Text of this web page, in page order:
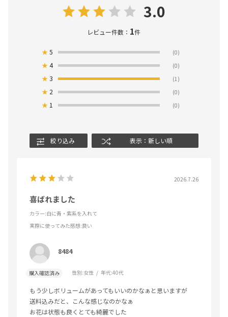
3.0
レビュー件数： 1件
★5 (0)
★4 (0)
★3 (1)
★ 2 (0)
★ 1 (0)
絞り込み 表示：新しい順
2026.7.26
喜ばれました
カラー:白に青・紫系を入れて
実際に使ってみた感想:良い
8484
購入確認済み 性別:女性 年代:40代
もう少しボリュームがあってもいいのかなぁと思いますが
送料込みだと、こんな感じなのかなぁ
お花は状態も良くとても綺麗でした